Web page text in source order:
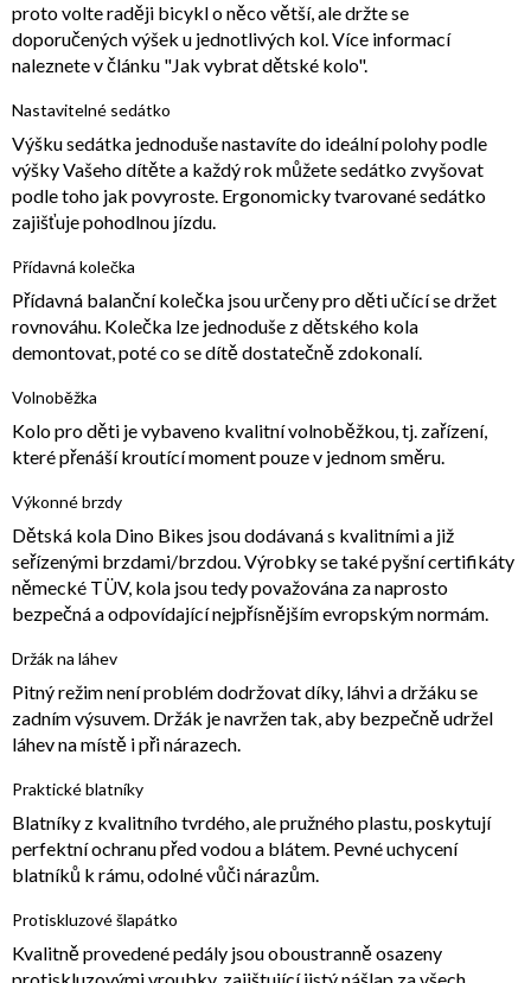
proto volte raději bicykl o něco větší, ale držte se
doporučených výšek u jednotlivých kol. Více informací
naleznete v článku "Jak vybrat dětské kolo".
Nastavitelné sedátko
Výšku sedátka jednoduše nastavíte do ideální polohy podle
výšky Vašeho dítěte a každý rok můžete sedátko zvyšovat
podle toho jak povyroste. Ergonomicky tvarované sedátko
zajišťuje pohodlnou jízdu.
Přídavná kolečka
Přídavná balanční kolečka jsou určeny pro děti učící se držet
rovnováhu. Kolečka lze jednoduše z dětského kola
demontovat, poté co se dítě dostatečně zdokonalí.
Volnoběžka
Kolo pro děti je vybaveno kvalitní volnoběžkou, tj. zařízení,
které přenáší kroutící moment pouze v jednom směru.
Výkonné brzdy
Dětská kola Dino Bikes jsou dodávaná s kvalitními a již
seřízenými brzdami/brzdou. Výrobky se také pyšní certifikáty
německé TÜV, kola jsou tedy považována za naprosto
bezpečná a odpovídající nejpřísnějším evropským normám.
Držák na láhev
Pitný režim není problém dodržovat díky, láhvi a držáku se
zadním výsuvem. Držák je navržen tak, aby bezpečně udržel
láhev na místě i při nárazech.
Praktické blatníky
Blatníky z kvalitního tvrdého, ale pružného plastu, poskytují
perfektní ochranu před vodou a blátem. Pevné uchycení
blatníků k rámu, odolné vůči nárazům.
Protiskluzové šlapátko
Kvalitně provedené pedály jsou oboustranně osazeny